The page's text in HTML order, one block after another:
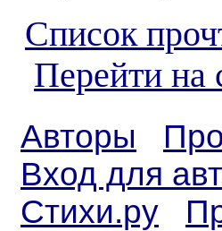
Список
Перейти на
Авторы
Вход для
Стихи.ру